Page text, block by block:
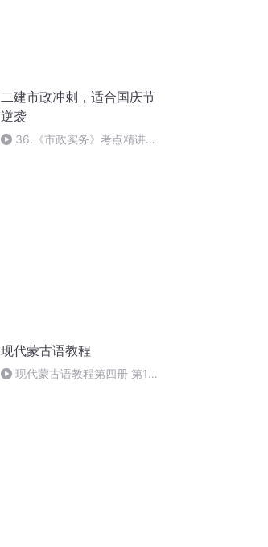
二建市政冲刺，适合国庆节
逆袭
36.《市政实务》考点精讲第
现代蒙古语教程
现代蒙古语教程第四册 第12